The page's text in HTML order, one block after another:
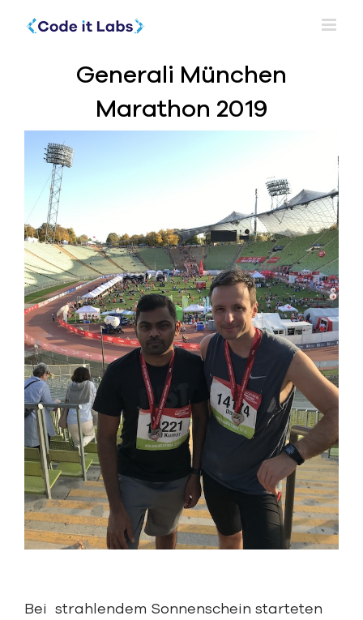
Generali München
Marathon 2019
Bei strahlendem Sonnenschein starteten